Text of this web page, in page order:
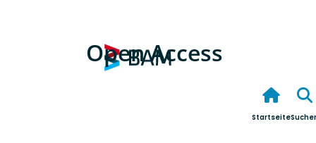
Open Access
Startseite